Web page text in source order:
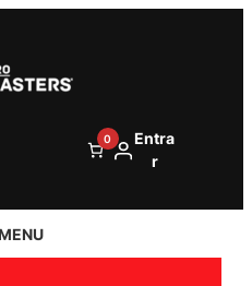
0
Entra
r